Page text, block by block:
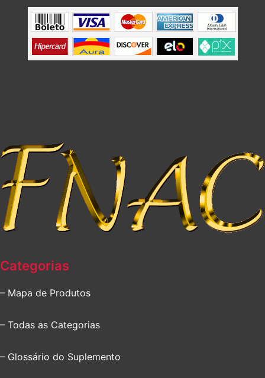
Categorias
– Mapa de Produtos
– Todas as Categorias
– Glossário do Suplemento